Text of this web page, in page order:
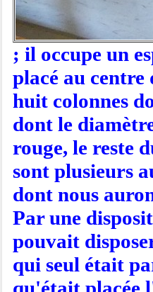
; il occupe un
placé au
huit colonnes
dont le
rouge, le reste
sont plusieurs
dont nous
Par une
pouvait
qui seul était